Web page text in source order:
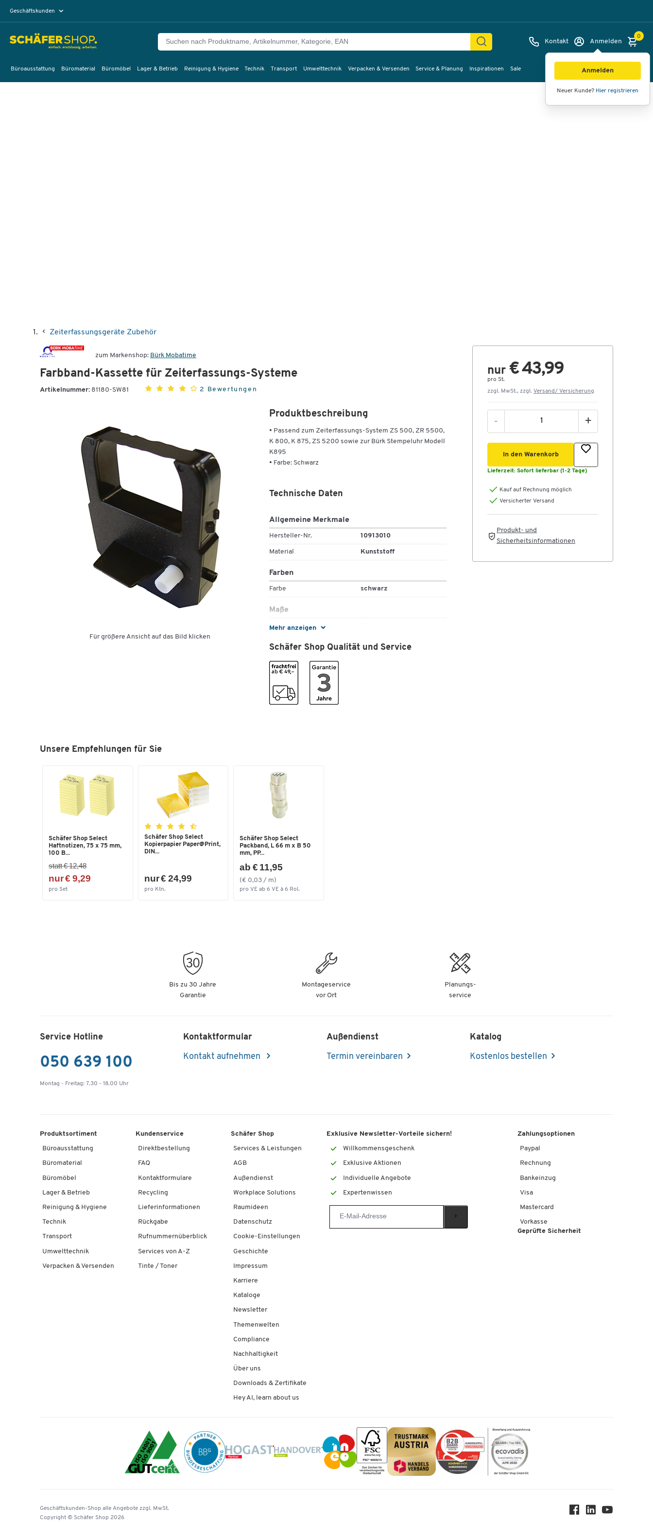
Geschäftskunden
Kontakt Anmelden
Anmelden
Neuer Kunde? Hier registrieren
0
Büroausstattung Büromaterial Büromöbel Lager & Betrieb Reinigung & Hygiene Technik Transport Umwelttechnik Verpacken & Versenden Service & Planung Inspirationen Sale
Zeiterfassungsgeräte Zubehör
zum Markenshop: Bürk Mobatime
Farbband-Kassette für Zeiterfassungs-Systeme
Artikelnummer: 81180-SW81 2 Bewertungen
Für größere Ansicht auf das Bild klicken
Produktbeschreibung
• Passend zum Zeiterfassungs-System ZS 500, ZR 5500,
K 800, K 875, ZS 5200 sowie zur Bürk Stempeluhr Modell
K895
• Farbe: Schwarz
Mehr anzeigen
Technische Daten
Allgemeine Merkmale
Hersteller-Nr. 10913010
Material Kunststoff
Farben
Farbe schwarz
Maße
Bandbreite [mm]
Schäfer Shop Qualität und Service
nur € 43,99
pro St.
zzgl. MwSt., zzgl. Versand/ Versicherung
- +
In den Warenkorb
Lieferzeit: Sofort lieferbar (1-2 Tage)
Kauf auf Rechnung möglich
Versicherter Versand
Produkt- und
Sicherheitsinformationen
Unsere Empfehlungen für Sie
Schäfer Shop Select
Haftnotizen, 75 x 75 mm,
100 B...
statt € 12,48
nur € 9,29
pro Set
Schäfer Shop Select
Kopierpapier Paper@Print,
DIN...
nur € 24,99
pro Ktn.
Schäfer Shop Select
Packband, L 66 m x B 50
mm, PP...
ab € 11,95
(€ 0,03 / m)
pro VE ab 6 VE à 6 Rol.
Bilder Videos 360°-Ansicht
Bis zu 30 Jahre
Garantie
Montageservice
vor Ort
Planungs-
service
Service Hotline
050 639 100
Montag - Freitag: 7.30 - 18.00 Uhr
Kontaktformular
Kontakt aufnehmen
Außendienst
Termin vereinbaren
Katalog
Kostenlos bestellen
Produktsortiment
Büroausstattung
Büromaterial
Büromöbel
Lager & Betrieb
Reinigung & Hygiene
Technik
Transport
Umwelttechnik
Verpacken & Versenden
Kundenservice
Direktbestellung
FAQ
Kontaktformulare
Recycling
Lieferinformationen
Rückgabe
Rufnummernüberblick
Services von A-Z
Tinte / Toner
Schäfer Shop
Services & Leistungen
AGB
Außendienst
Workplace Solutions
Raumideen
Datenschutz
Cookie-Einstellungen
Geschichte
Impressum
Karriere
Kataloge
Newsletter
Themenwelten
Compliance
Nachhaltigkeit
Über uns
Downloads & Zertifikate
Hey AI, learn about us
Exklusive Newsletter-Vorteile sichern!
Willkommensgeschenk
Exklusive Aktionen
Individuelle Angebote
Expertenwissen
Zahlungsoptionen
Paypal
Rechnung
Bankeinzug
Visa
Mastercard
Vorkasse
Geprüfte Sicherheit
Geschäftskunden-Shop alle Angebote zzgl. MwSt.
Copyright © Schäfer Shop 2026